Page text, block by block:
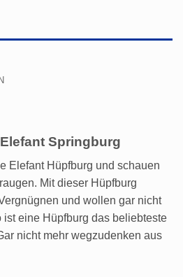
Springburg
Elefant Hüpfburg und schauen
Mit dieser Hüpfburg
und wollen gar nicht
ist eine Hüpfburg das beliebteste
nicht mehr wegzudenken aus